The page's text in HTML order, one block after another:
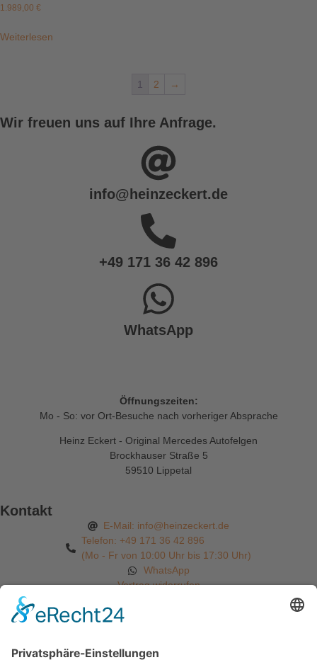
1.989,00 €
Weiterlesen
1 2 →
Wir freuen uns auf Ihre Anfrage.
info@heinzeckert.de
+49 171 36 42 896
WhatsApp
Öffnungszeiten:
Mo - So: vor Ort-Besuche nach vorheriger Absprache
Heinz Eckert - Original Mercedes Autofelgen
Brockhauser Straße 5
59510 Lippetal
Kontakt
E-Mail: info@heinzeckert.de
Telefon: +49 171 36 42 896
(Mo - Fr von 10:00 Uhr bis 17:30 Uhr)
WhatsApp
Vertrag widerrufen
Informationen
Startseite